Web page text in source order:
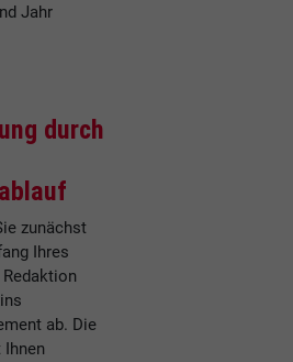
Jahr
durch
zunächst
Ihres
ab. Die